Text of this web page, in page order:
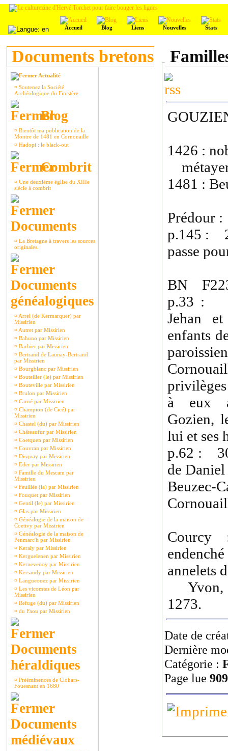
Accueil Blog Liens Nouvelles Stats
Documents bretons
Actualité
¤ Soutenez la Société
Archéologique du Finistère
Blog
¤ Bientôt ma publication de la
Montre de 1481 en Cornouaille
¤ Hadopi : le black-out
Combrit
¤ Une deuxième église du XIIIe
siècle à combrit
Documents
¤ La Bretagne à travers les sources
originales.
Documents
généalogiques
¤ Arrel (de Kermarquer) par
Missirien
¤ Autret par Missirien
¤ Bahuno par Missirien
¤ Barbier par Missirien
¤ Bertrand de Launay-Bertrand
par Missirien
¤ Bourgblanc par Missirien
¤ Bouteiller (le) par Missirien
¤ Bouteville par Missirien
¤ Brulon par Missirien
¤ Carné par Missirien
¤ Champion (de Cicé) par
Missirien
¤ Chastel (du) par Missirien
¤ Châteaufur par Missirien
¤ Coetquen par Missirien
¤ Couvran par Missirien
¤ Disquay par Missirien
¤ Eder par Missirien
¤ Famille du Mescam par
Missirien
¤ Feuillée (la) par Missirien
¤ Fouquet par Missirien
¤ Gentil (le) par Missirien
¤ Glas par Missirien
¤ Généalogie de la maison de
Coetivy par Missirien
¤ Généalogie de la maison de
Penmarc'h par Missirien
¤ Keraly par Missirien
¤ Kerguelenen par Missirien
¤ Kernevenoy par Missirien
¤ Kersaudy par Missirien
¤ Langueouez par Missirien
¤ Les vicomtes de Léon par
Missirien
¤ Refuge (du) par Missirien
¤ du Faou par Missirien
Documents
héraldiques
¤ Prééminences de Clohars-
Fouesnant en 1680
Documents
médiévaux
1426 :
1481 :
Prédour :
p.145 :
passe
BN
p.33 :
Jehan
enfants
privilèges
à eux
Gozien,
lui et ses
p.62 :
de
annelets
Yvon,
1273.
Date de
Dernière
Catégorie :
Page lue